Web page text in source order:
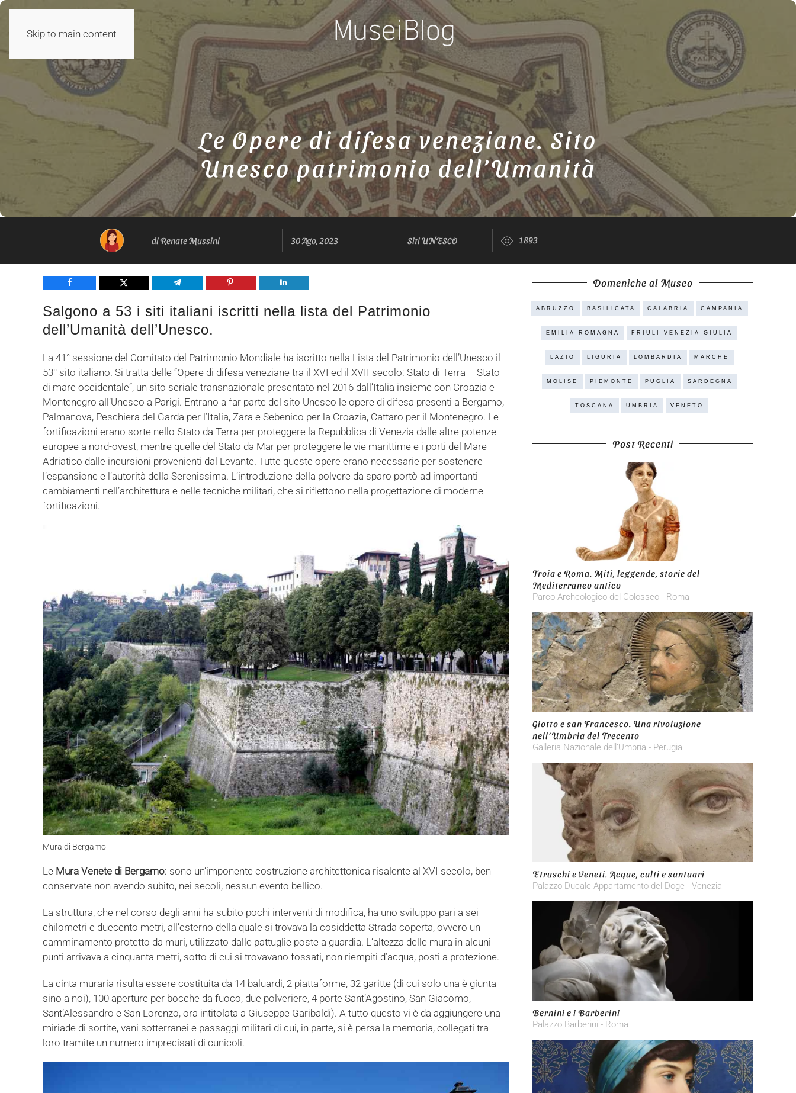
Skip to main content
Le Opere di difesa veneziane. Sito
Unesco patrimonio dell’Umanità
di Renate Mussini 30 Ago, 2023 Siti UNESCO 1893
Salgono a 53 i siti italiani iscritti nella lista del Patrimonio
dell’Umanità dell’Unesco.
La 41° sessione del Comitato del Patrimonio Mondiale ha iscritto nella Lista del Patrimonio dell’Unesco il
53° sito italiano. Si tratta delle “Opere di difesa veneziane tra il XVI ed il XVII secolo: Stato di Terra – Stato
di mare occidentale“, un sito seriale transnazionale presentato nel 2016 dall’Italia insieme con Croazia e
Montenegro all’Unesco a Parigi. Entrano a far parte del sito Unesco le opere di difesa presenti a Bergamo,
Palmanova, Peschiera del Garda per l’Italia, Zara e Sebenico per la Croazia, Cattaro per il Montenegro. Le
fortificazioni erano sorte nello Stato da Terra per proteggere la Repubblica di Venezia dalle altre potenze
europee a nord-ovest, mentre quelle del Stato da Mar per proteggere le vie marittime e i porti del Mare
Adriatico dalle incursioni provenienti dal Levante. Tutte queste opere erano necessarie per sostenere
l’espansione e l’autorità della Serenissima. L’introduzione della polvere da sparo portò ad importanti
cambiamenti nell’architettura e nelle tecniche militari, che si riflettono nella progettazione di moderne
fortificazioni.
Mura di Bergamo
Le Mura Venete di Bergamo: sono un’imponente costruzione architettonica risalente al XVI secolo, ben
conservate non avendo subito, nei secoli, nessun evento bellico.
La struttura, che nel corso degli anni ha subito pochi interventi di modifica, ha uno sviluppo pari a sei
chilometri e duecento metri, all’esterno della quale si trovava la cosiddetta Strada coperta, ovvero un
camminamento protetto da muri, utilizzato dalle pattuglie poste a guardia. L’altezza delle mura in alcuni
punti arrivava a cinquanta metri, sotto di cui si trovavano fossati, non riempiti d’acqua, posti a protezione.
La cinta muraria risulta essere costituita da 14 baluardi, 2 piattaforme, 32 garitte (di cui solo una è giunta
sino a noi), 100 aperture per bocche da fuoco, due polveriere, 4 porte Sant’Agostino, San Giacomo,
Sant’Alessandro e San Lorenzo, ora intitolata a Giuseppe Garibaldi). A tutto questo vi è da aggiungere una
miriade di sortite, vani sotterranei e passaggi militari di cui, in parte, si è persa la memoria, collegati tra
loro tramite un numero imprecisati di cunicoli.
Domeniche al Museo
ABRUZZO BASILICATA CALABRIA CAMPANIA
EMILIA ROMAGNA FRIULI VENEZIA GIULIA
LAZIO LIGURIA LOMBARDIA MARCHE
MOLISE PIEMONTE PUGLIA SARDEGNA
TOSCANA UMBRIA VENETO
Post Recenti
Troia e Roma. Miti, leggende, storie del
Mediterraneo antico
Parco Archeologico del Colosseo - Roma
Giotto e san Francesco. Una rivoluzione
nell’Umbria del Trecento
Galleria Nazionale dell’Umbria - Perugia
Etruschi e Veneti. Acque, culti e santuari
Palazzo Ducale Appartamento del Doge - Venezia
Bernini e i Barberini
Palazzo Barberini - Roma